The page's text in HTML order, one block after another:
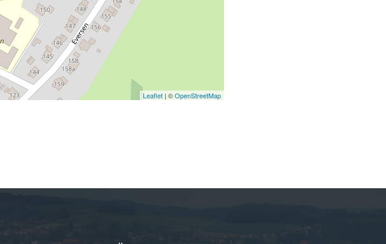
Leaflet| ©OpenStreetMap